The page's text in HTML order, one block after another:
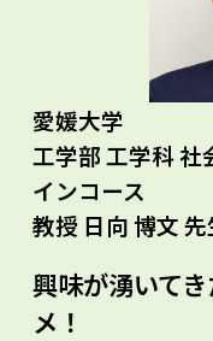
愛媛大学
工学部 工学科
インコース
教授 日向 博文 先
興味が湧いて
メ！